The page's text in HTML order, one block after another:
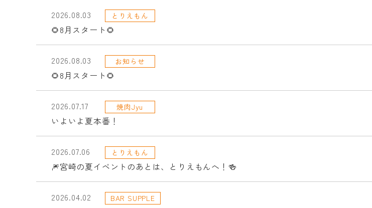
2026.08.03 とりえもん
🌻8月スタート🌻
2026.08.03 お知らせ
🌻8月スタート🌻
2026.07.17 焼肉Jyu
いよいよ夏本番！
2026.07.06 とりえもん
🎆宮崎の夏イベントのあとは、とりえもんへ！🍻
2026.04.02 BAR SUPPLE